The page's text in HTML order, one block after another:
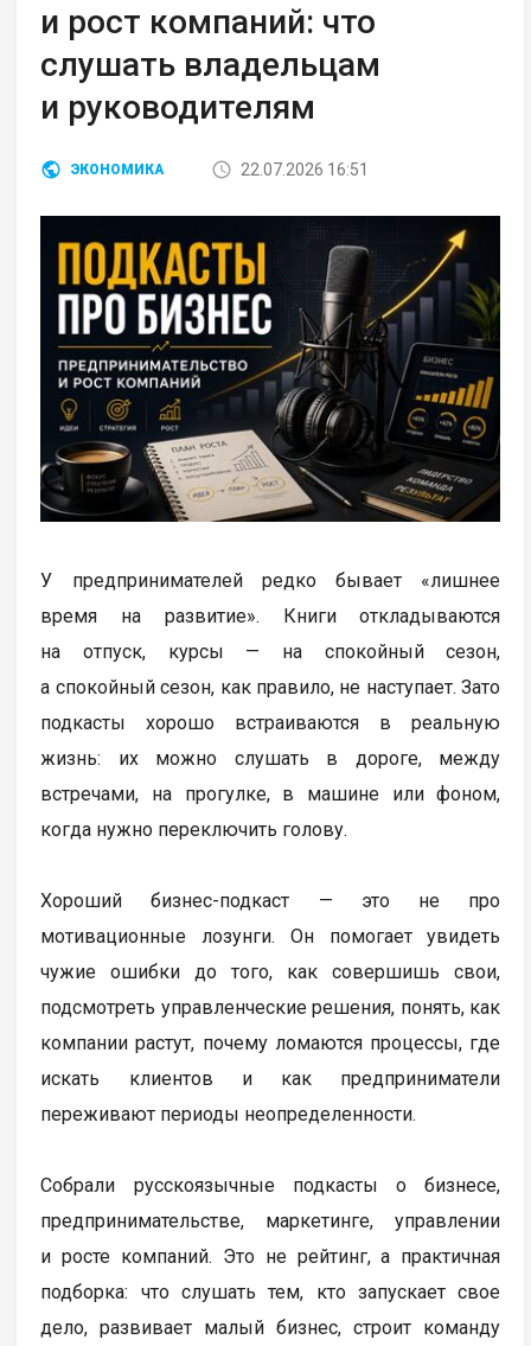
и рост компаний: что
слушать владельцам
и руководителям
ЭКОНОМИКА 22.07.2026 16:51
У предпринимателей редко бывает «лишнее
время на развитие». Книги откладываются
на отпуск, курсы — на спокойный сезон,
а спокойный сезон, как правило, не наступает. Зато
подкасты хорошо встраиваются в реальную
жизнь: их можно слушать в дороге, между
встречами, на прогулке, в машине или фоном,
когда нужно переключить голову.
Хороший бизнес-подкаст — это не про
мотивационные лозунги. Он помогает увидеть
чужие ошибки до того, как совершишь свои,
подсмотреть управленческие решения, понять, как
компании растут, почему ломаются процессы, где
искать клиентов и как предприниматели
переживают периоды неопределенности.
Собрали русскоязычные подкасты о бизнесе,
предпринимательстве, маркетинге, управлении
и росте компаний. Это не рейтинг, а практичная
подборка: что слушать тем, кто запускает свое
дело, развивает малый бизнес, строит команду